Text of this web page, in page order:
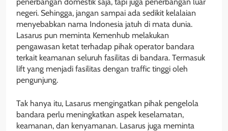
negeri. Sehingga, jangan sampai ada sedikit kelalaian
menyebabkan nama Indonesia jatuh di mata dunia.
Lasarus pun meminta Kemenhub melakukan
pengawasan ketat terhadap pihak operator bandara
terkait keamanan seluruh fasilitas di bandara. Termasuk
lift yang menjadi fasilitas dengan traffic tinggi oleh
pengunjung.
Tak hanya itu, Lasarus mengingatkan pihak pengelola
bandara perlu meningkatkan aspek keselamatan,
keamanan, dan kenyamanan. Lasarus juga meminta